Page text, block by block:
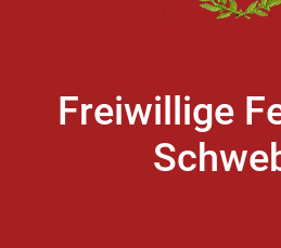
Freiwillige